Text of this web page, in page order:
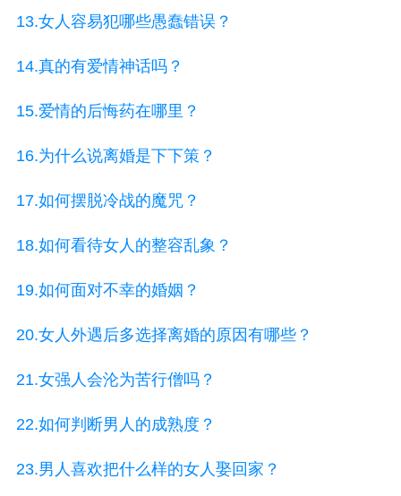
13.女人容易犯哪些愚蠢错误？
14.真的有爱情神话吗？
15.爱情的后悔药在哪里？
16.为什么说离婚是下下策？
17.如何摆脱冷战的魔咒？
18.如何看待女人的整容乱象？
19.如何面对不幸的婚姻？
20.女人外遇后多选择离婚的原因有哪些？
21.女强人会沦为苦行僧吗？
22.如何判断男人的成熟度？
23.男人喜欢把什么样的女人娶回家？